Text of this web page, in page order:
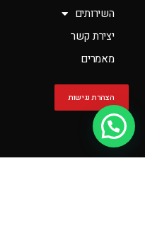
השירותים
יצירת קשר
מאמרים
הצהרת נגישות